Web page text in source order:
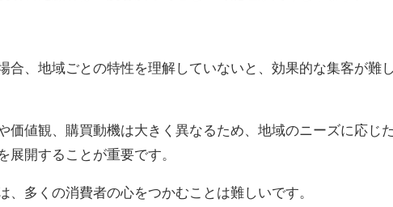
合、地域ごとの特性を理解していないと、効果的な集客が難
価値観、購買動機は大きく異なるため、地域のニーズに応じ
展開することが重要です。
、多くの消費者の心をつかむことは難しいです。